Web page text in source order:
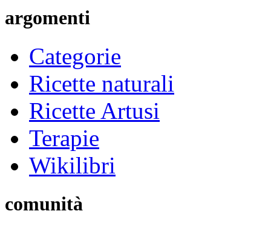
argomenti
Categorie
Ricette naturali
Ricette Artusi
Terapie
Wikilibri
comunità